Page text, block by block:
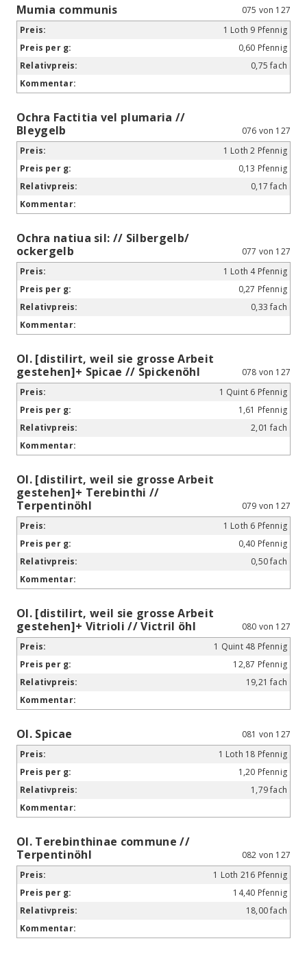
Mumia communis
075 von 127
1 Loth 9 Pfennig
0,60 Pfennig
0,75 fach
Ochra Factitia vel plumaria //
Bleygelb
076 von 127
1 Loth 2 Pfennig
0,13 Pfennig
0,17 fach
Ochra natiua sil: // Silbergelb/
ockergelb
077 von 127
1 Loth 4 Pfennig
0,27 Pfennig
0,33 fach
Ol. [distilirt, weil sie grosse Arbeit
gestehen]+ Spicae // Spickenöhl
078 von 127
1 Quint 6 Pfennig
1,61 Pfennig
2,01 fach
Ol. [distilirt, weil sie grosse Arbeit
gestehen]+ Terebinthi //
Terpentinöhl
079 von 127
1 Loth 6 Pfennig
0,40 Pfennig
0,50 fach
Ol. [distilirt, weil sie grosse Arbeit
gestehen]+ Vitrioli // Victril öhl
080 von 127
1 Quint 48 Pfennig
12,87 Pfennig
19,21 fach
Ol. Spicae
081 von 127
1 Loth 18 Pfennig
1,20 Pfennig
1,79 fach
Ol. Terebinthinae commune //
Terpentinöhl
082 von 127
1 Loth 216 Pfennig
14,40 Pfennig
18,00 fach